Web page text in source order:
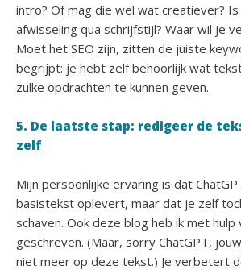
intro? Of mag die wel wat creatiever?
afwisseling qua schrijfstijl? Waar wil je
Moet het SEO zijn, zitten de juiste
begrijpt: je hebt zelf behoorlijk wat
zulke opdrachten te kunnen geven.
5. De laatste stap: redigeer de
zelf
Mijn persoonlijke ervaring is dat
basistekst oplevert, maar dat je zelf
schaven. Ook deze blog heb ik met hulp
geschreven. (Maar, sorry ChatGPT,
niet meer op deze tekst.) Je verbetert